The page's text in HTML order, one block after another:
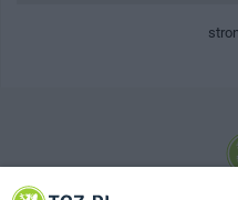
© 2001-2026 Tczew - TCZ.PL Sp. z